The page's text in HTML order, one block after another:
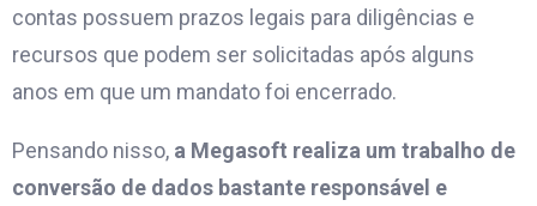
contas possuem prazos legais para diligências e
recursos que podem ser solicitadas após alguns
anos em que um mandato foi encerrado.
Pensando nisso, a Megasoft realiza um trabalho de
conversão de dados bastante responsável e